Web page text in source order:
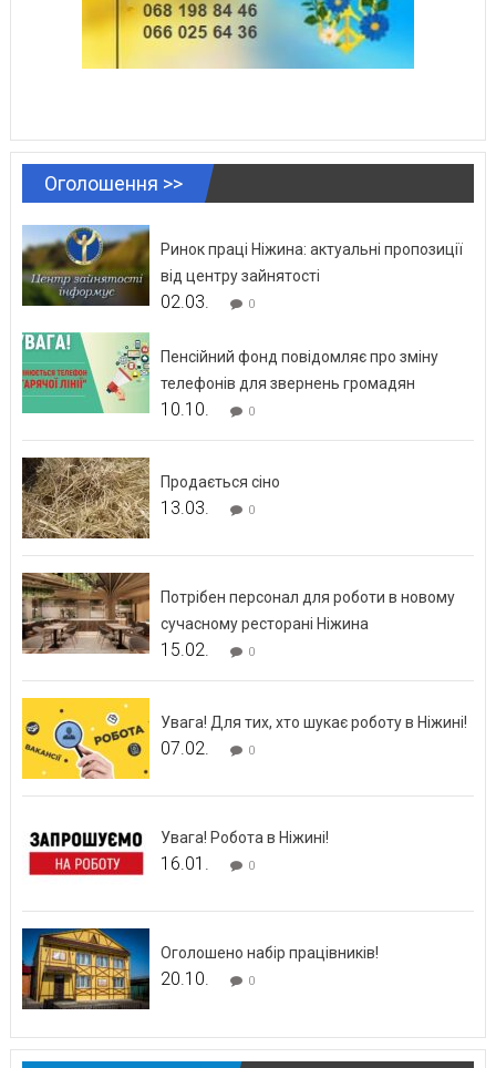
Оголошення >>
Ринок праці Ніжина: актуальні пропозиції
від центру зайнятості
02.03. 0
Пенсійний фонд повідомляє про зміну
телефонів для звернень громадян
10.10. 0
Продається сіно
13.03. 0
Потрібен персонал для роботи в новому
сучасному ресторані Ніжина
15.02. 0
Увага! Для тих, хто шукає роботу в Ніжині!
07.02. 0
Увага! Робота в Ніжині!
16.01. 0
Оголошено набір працівників!
20.10. 0